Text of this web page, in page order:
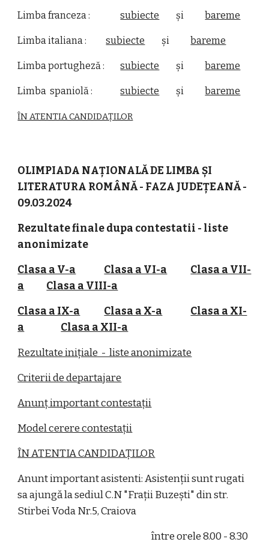
Limba franceza : subiecte și bareme
Limba italiana : subiecte și bareme
Limba portugheză : subiecte și bareme
Limba spaniolă : subiecte și bareme
ÎN ATENTIA CANDIDAȚILOR
OLIMPIADA NAȚIONALĂ DE LIMBA ȘI
LITERATURA ROMÂNĂ - FAZA JUDEȚEANĂ -
09.03.2024
Rezultate finale dupa contestatii - liste
anonimizate
Clasa a V-a
Clasa a VI-a
Clasa a VII-
a
Clasa a VIII-a
Clasa a IX-a
Clasa a X-a
Clasa a XI-
a
Clasa a XII-a
Rezultate inițiale - liste anonimizate
Criterii de departajare
Anunț important contestații
Model cerere contestații
ÎN ATENTIA CANDIDAȚILOR
Anunt important asistenti: Asistenții sunt rugati
sa ajungă la sediul C.N "Frații Buzești" din str.
Stirbei Voda Nr.5, Craiova
între orele 8.00 - 8.30